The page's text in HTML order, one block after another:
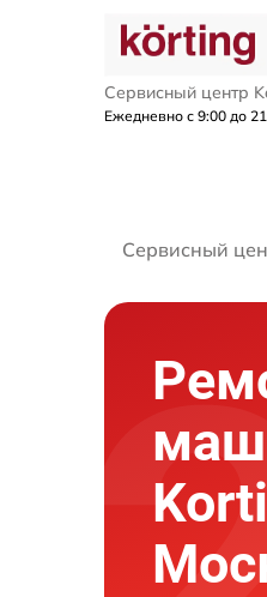
Сервисный центр
Ежедневно с 9:00 до
Сервисный